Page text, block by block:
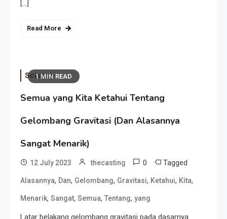
[…]
Read More
1 MIN READ
Science
Semua yang Kita Ketahui Tentang
Gelombang Gravitasi (Dan Alasannya
Sangat Menarik)
12 July 2023 thecasting 0 Tagged
Alasannya, Dan, Gelombang, Gravitasi, Ketahui, Kita,
Menarik, Sangat, Semua, Tentang, yang
Latar belakang gelombang gravitasi pada dasarnya